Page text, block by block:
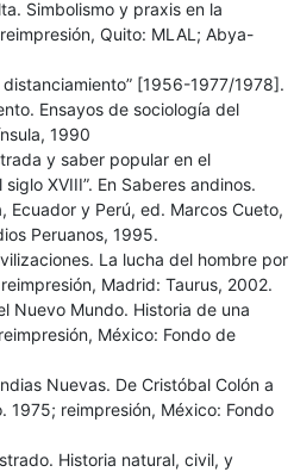
Simbolismo y praxis en la
Quito: MLAL; Abya-
[1956-1977/1978].
Ensayos de sociología del
1990
y saber popular en el
XVIII”. En Saberes andinos.
Ecuador y Perú, ed. Marcos Cueto,
Peruanos, 1995.
La lucha del hombre por
Madrid: Taurus, 2002.
Nuevo Mundo. Historia de una
México: Fondo de
Indias Nuevas. De Cristóbal Colón a
1975; reimpresión, México: Fondo
Historia natural, civil, y